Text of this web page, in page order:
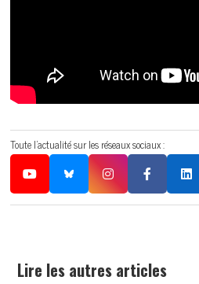
Toute l'actualité sur les réseaux sociaux :
Lire les autres articles